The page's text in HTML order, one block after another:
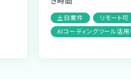
土日案件
リモート可
AIコーディングツール活用可